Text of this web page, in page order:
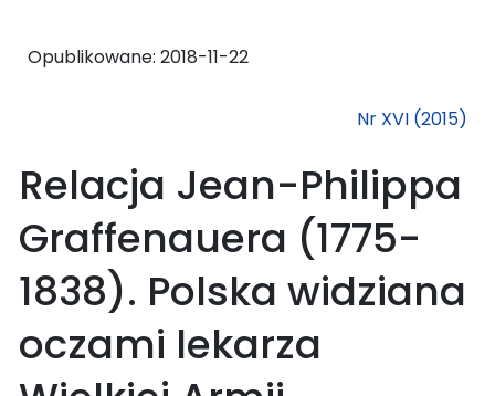
Opublikowane: 2018-11-22
Nr XVI (2015)
Relacja Jean-Philippa
Graffenauera (1775-
1838). Polska widziana
oczami lekarza